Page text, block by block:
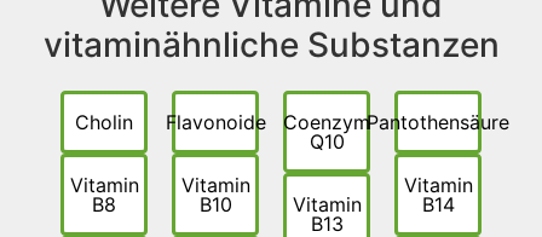
vitaminähnliche Substanzen
Cholin
Vitamin
B8
Flavonoide
Vitamin
B10
Coenzym
Q10
Vitamin
B13
Pantothensäure
Vitamin
B14